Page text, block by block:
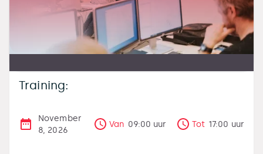
Training:
November
8, 2026
Van 09:00 uur Tot 17:00 uur